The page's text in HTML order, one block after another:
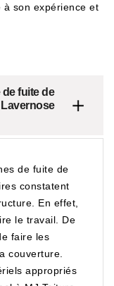
son expérience et
de fuite de
de fuite de
constatent
En effet,
le travail. De
faire les
couverture.
appropriés